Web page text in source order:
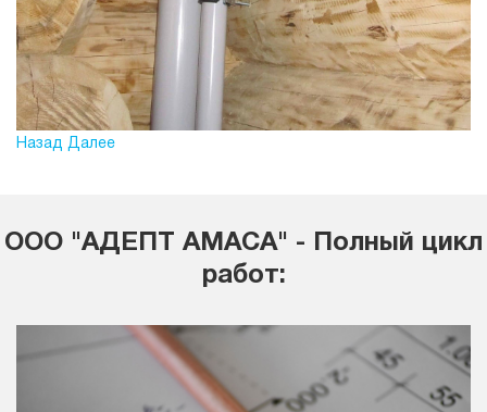
Назад Далее
ООО "АДЕПТ АМАСА" - Полный цикл
работ: